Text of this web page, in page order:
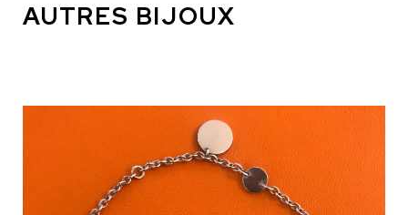
AUTRES BIJOUX